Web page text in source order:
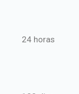
24 horas